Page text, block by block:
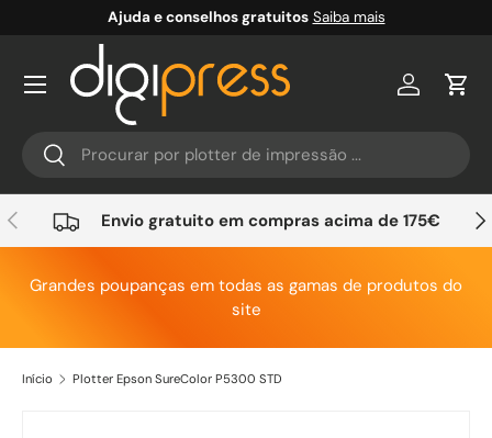
Ir para o conteúdo
Ajuda e conselhos gratuitos Saiba mais
Pesquisar
Pesquisar
Conta
Anterior Envio gratuito em compras acima de 175€
Grandes poupanças em todas as gamas de produtos do
site
Início Plotter Epson SureColor P5300 STD